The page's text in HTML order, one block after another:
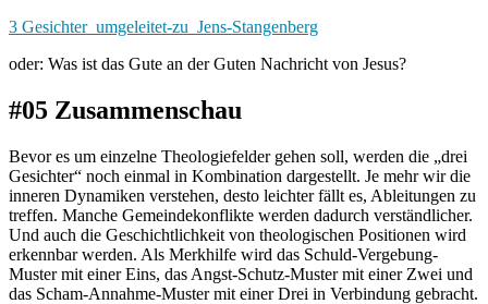
Zum
springen
3 Gesichter_umgeleitet-zu_Jens-Stangenberg
oder: Was ist das Gute an der Guten Nachricht von Jesus?
#05 Zusammenschau
Bevor es um einzelne Theologiefelder gehen soll, werden die „drei
Gesichter“ noch einmal in Kombination dargestellt. Je mehr wir die
inneren Dynamiken verstehen, desto leichter fällt es, Ableitungen zu
treffen. Manche Gemeindekonflikte werden dadurch verständlicher.
Und auch die Geschichtlichkeit von theologischen Positionen wird
erkennbar werden. Als Merkhilfe wird das Schuld-Vergebung-
Muster mit einer Eins, das Angst-Schutz-Muster mit einer Zwei und
das Scham-Annahme-Muster mit einer Drei in Verbindung gebracht.